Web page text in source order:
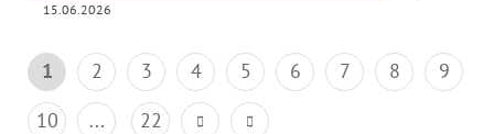
15.06.2026
1 2 3 4 5 6 7 8
9
10
... 22